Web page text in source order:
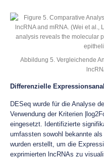
Abbildung 5. Vergleichende
Differenzielle
DESeq wurde für die Analyse
Verwendung der Kriterien
eingesetzt. Identifizierte
umfassten sowohl bekannte
wurden erstellt, um die
exprimierten lncRNAs zu